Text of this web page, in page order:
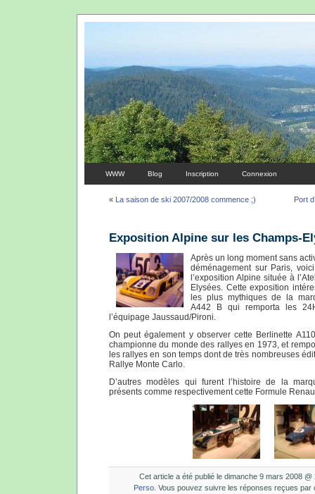
WWW Blog Inscription Connexion
« La saison de ski 2007/2008 commence ;) Port
Exposition Alpine sur les Champs-
Après un long moment sans
déménagement sur Paris,
l’exposition Alpine située à
Elysées. Cette exposition
les plus mythiques de la
A442 B qui remporta les
l’équipage Jaussaud/Pironi.
On peut également y observer cette Berlinette
championne du monde des rallyes en 1973, et
les rallyes en son temps dont de très nombreuses
Rallye Monte Carlo.
D’autres modèles qui furent l’histoire de la
présents comme respectivement cette Formule
Cet article a été publié le dimanche 9 mars 2008
Perso . Vous pouvez suivre les réponses reçues